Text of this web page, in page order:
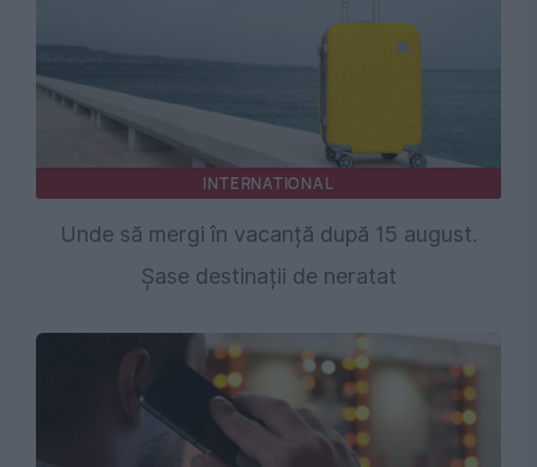
INTERNATIONAL
Unde să mergi în vacanță după 15 august.
Șase destinații de neratat